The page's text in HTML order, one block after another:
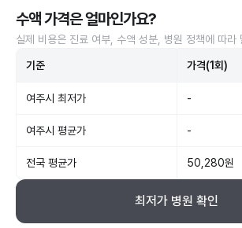
수액 가격은 얼마인가요?
실제 비용은 진료 여부, 수액 성분, 병원 정책에 따라
기준 가격(1회)
여주시 최저가 -
여주시 평균가 -
전국 평균가 50,280원
최저가 병원 확인